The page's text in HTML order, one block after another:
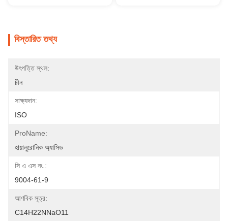
বিস্তারিত তথ্য
উৎপত্তি স্থল:
চীন
সাক্ষ্যদান:
ISO
ProName:
হায়ালুরোনিক অ্যাসিড
সি এ এস নং.:
9004-61-9
আণবিক সূত্র:
C14H22NNaO11